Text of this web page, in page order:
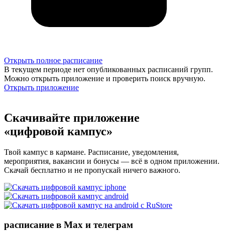
Открыть полное расписание
В текущем периоде нет опубликованных расписаний групп.
Можно открыть приложение и проверить поиск вручную.
Открыть приложение
Скачивайте приложение
«цифровой кампус»
Твой кампус в кармане. Расписание, уведомления,
мероприятия, вакансии и бонусы — всё в одном приложении.
Скачай бесплатно и не пропускай ничего важного.
расписание в Max и телеграм